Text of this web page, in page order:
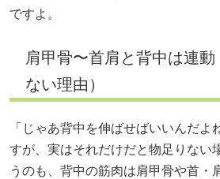
ですよ。
肩甲骨〜首肩と背中は連動
ない理由）
「じゃあ背中を伸ばせばいいんだよ
すが、実はそれだけだと物足りない
うのも、背中の筋肉は肩甲骨や首・